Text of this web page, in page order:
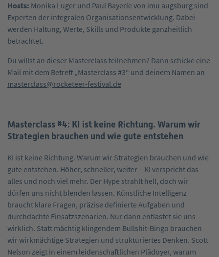
Hosts: Monika Luger und Paul Bayerle von imu augsburg sind
Experten der integralen Organisationsentwicklung. Dabei
werden Haltung, Werte, Skills und Produkte ganzheitlich
betrachtet.
Du willst an dieser Masterclass teilnehmen? Dann schicke eine
Mail mit dem Betreff „Masterclass #3“ und deinem Namen an
masterclass@rocketeer-festival.de
Masterclass #4: KI ist keine Richtung. Warum wir
Strategien brauchen und wie gute entstehen
KI ist keine Richtung. Warum wir Strategien brauchen und wie
gute entstehen. Höher, schneller, weiter – KI verspricht das
alles und noch viel mehr. Der Hype strahlt hell, doch wir
dürfen uns nicht blenden lassen. Künstliche Intelligenz
braucht klare Fragen, präzise definierte Aufgaben und
durchdachte Einsatzszenarien. Nur dann entlastet sie uns
wirklich. Statt mächtig klingendem Bullshit-Bingo brauchen
wir wirkmächtige Strategien und strukturiertes Denken. Scott
Nelson zeigt in einem leidenschaftlichen Plädoyer, warum